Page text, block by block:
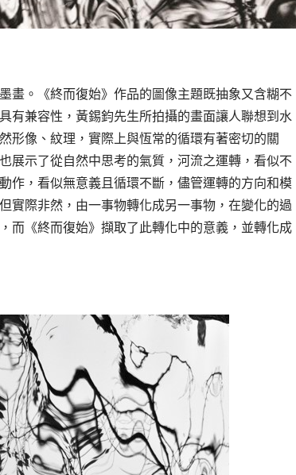
畫。《終而復始》作品的圖像主題既抽象又含糊不
有兼容性，黃錫鈞先生所拍攝的畫面讓人聯想到水
形像、紋理，實際上與恆常的循環有著密切的關
展示了從自然中思考的氣質，河流之運轉，看似不
作，看似無意義且循環不斷，儘管運轉的方向和模
實際非然，由一事物轉化成另一事物，在變化的過
而《終而復始》擷取了此轉化中的意義，並轉化成